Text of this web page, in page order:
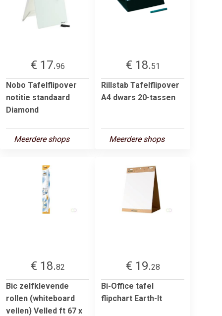
€ 17.96
Nobo Tafelflipover
notitie standaard
Diamond
Meerdere shops
€ 18.51
Rillstab Tafelflipover
A4 dwars 20-tassen
Meerdere shops
€ 18.82
Bic zelfklevende
rollen (whiteboard
vellen) Velled ft 67 x
€ 19.28
Bi-Office tafel
flipchart Earth-It